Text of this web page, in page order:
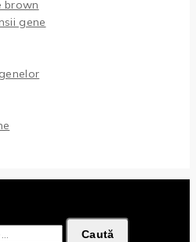
brown
gene
Caută